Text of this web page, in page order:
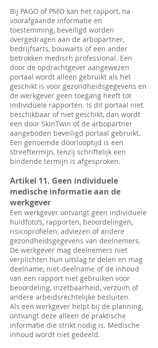
Bij PAGO of PMO kan het rapport, na
voorafgaande informatie en
toestemming, beveiligd worden
overgedragen aan de arbopartner,
bedrijfsarts, bouwarts of een ander
betrokken medisch professional. Een
door de opdrachtgever aangewezen
portaal wordt alleen gebruikt als het
geschikt is voor gezondheidsgegevens en
de werkgever geen toegang heeft tot
individuele rapporten. Is dit portaal niet
beschikbaar of niet geschikt, dan wordt
een door SkinTwin of de arbopartner
aangeboden beveiligd portaal gebruikt.
Een genoemde doorlooptijd is een
streeftermijn, tenzij schriftelijk een
bindende termijn is afgesproken.
Artikel 11. Geen individuele
medische informatie aan de
werkgever
Een werkgever ontvangt geen individuele
huidfoto’s, rapporten, beoordelingen,
risicoprofielen, adviezen of andere
gezondheidsgegevens van deelnemers.
De werkgever mag deelnemers niet
verplichten hun uitslag te delen en mag
deelname, niet-deelname of de inhoud
van een rapport niet gebruiken voor
beoordeling, inzetbaarheid, verzuim of
andere arbeidsrechtelijke besluiten.
Als een werkgever helpt bij de planning,
ontvangt deze alleen de praktische
informatie die strikt nodig is. Medische
inhoud wordt niet gedeeld.